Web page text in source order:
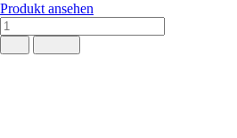
Produkt ansehen